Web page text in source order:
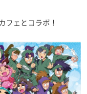
フェとコラボ！